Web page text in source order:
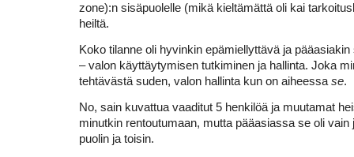
zone):n sisäpuolelle (mikä kieltämättä oli kai
heiltä.
Koko tilanne oli hyvinkin epämiellyttävä ja pääasiakin
– valon käyttäytymisen tutkiminen ja hallinta. Joka
tehtävästä suden, valon hallinta kun on aiheessa se.
No, sain kuvattua vaaditut 5 henkilöä ja muutamat
minutkin rentoutumaan, mutta pääasiassa se oli vain
puolin ja toisin.